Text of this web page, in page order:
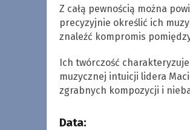
Z całą pewnością można
precyzyjnie określić ich
znaleźć kompromis
Ich twórczość
muzycznej intuicji lidera
zgrabnych kompozycji i
Data: